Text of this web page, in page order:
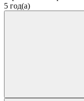
5 год(а)